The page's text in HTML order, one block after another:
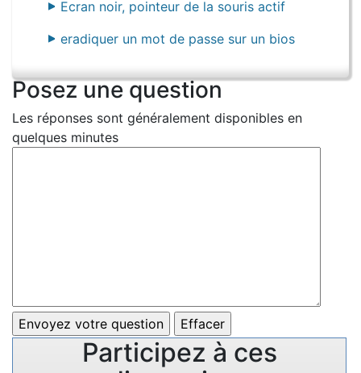
Ecran noir, pointeur de la souris actif
eradiquer un mot de passe sur un bios
Posez une question
Les réponses sont généralement disponibles en
quelques minutes
Participez à ces